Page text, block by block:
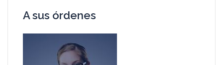
A sus órdenes